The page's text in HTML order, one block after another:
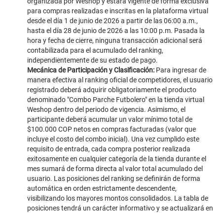
para compras realizadas e inscritas en la plataforma virtual
desde el día 1 de junio de 2026 a partir de las 06:00 a.m.,
hasta el día 28 de junio de 2026 a las 10:00 p.m. Pasada la
hora y fecha de cierre, ninguna transacción adicional será
contabilizada para el acumulado del ranking,
independientemente de su estado de pago.
Mecánica de Participación y Clasificación: Para ingresar de
manera efectiva al ranking oficial de competidores, el usuario
registrado deberá adquirir obligatoriamente el producto
denominado "Combo Parche Futbolero" en la tienda virtual
Weshop dentro del periodo de vigencia. Asimismo, el
participante deberá acumular un valor mínimo total de
$100.000 COP netos en compras facturadas (valor que
incluye el costo del combo inicial). Una vez cumplido este
requisito de entrada, cada compra posterior realizada
exitosamente en cualquier categoría de la tienda durante el
mes sumará de forma directa al valor total acumulado del
usuario. Las posiciones del ranking se definirán de forma
automática en orden estrictamente descendente,
visibilizando los mayores montos consolidados. La tabla de
posiciones tendrá un carácter informativo y se actualizará en